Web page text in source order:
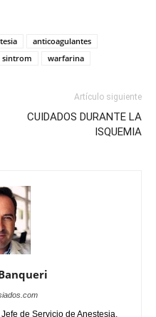
anticoagulantes
sintrom warfarina
Artículo siguiente
CUIDADOS DURANTE LA
ISQUEMIA
de Servicio de Anestesia,